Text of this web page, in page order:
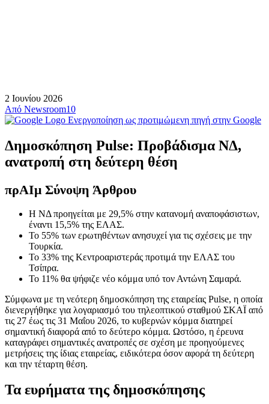
2 Ιουνίου 2026
Από Newsroom10
Ενεργοποίηση ως προτιμώμενη πηγή στην Google
Δημοσκόπηση Pulse: Προβάδισμα ΝΔ,
ανατροπή στη δεύτερη θέση
πρΑΙμ Σύνοψη Άρθρου
Η ΝΔ προηγείται με 29,5% στην κατανομή αναποφάσιστων,
έναντι 15,5% της ΕΛΑΣ.
Το 55% των ερωτηθέντων ανησυχεί για τις σχέσεις με την
Τουρκία.
Το 33% της Κεντροαριστεράς προτιμά την ΕΛΑΣ του
Τσίπρα.
Το 11% θα ψήφιζε νέο κόμμα υπό τον Αντώνη Σαμαρά.
Σύμφωνα με τη νεότερη δημοσκόπηση της εταιρείας Pulse, η οποία
διενεργήθηκε για λογαριασμό του τηλεοπτικού σταθμού ΣΚΑΪ από
τις 27 έως τις 31 Μαΐου 2026, το κυβερνών κόμμα διατηρεί
σημαντική διαφορά από το δεύτερο κόμμα. Ωστόσο, η έρευνα
καταγράφει σημαντικές ανατροπές σε σχέση με προηγούμενες
μετρήσεις της ίδιας εταιρείας, ειδικότερα όσον αφορά τη δεύτερη
και την τέταρτη θέση.
Τα ευρήματα της δημοσκόπησης